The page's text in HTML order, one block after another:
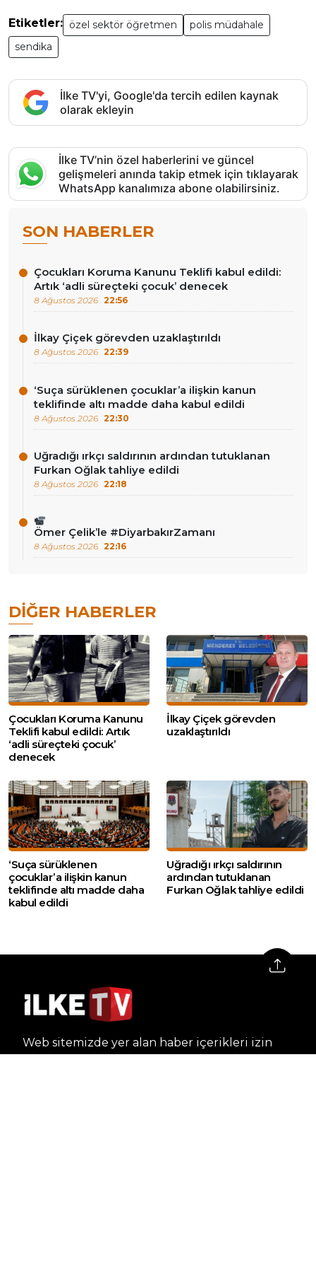
Etiketler: özel sektör öğretmen
polis müdahale
sendika
İlke TV'yi, Google'da tercih edilen kaynak
olarak ekleyin
İlke TV’nin özel haberlerini ve güncel
gelişmeleri anında takip etmek için tıklayarak
WhatsApp kanalımıza abone olabilirsiniz.
SON HABERLER
Çocukları Koruma Kanunu Teklifi kabul edildi:
Artık ‘adli süreçteki çocuk’ denecek
8 Ağustos 2026 22:56
İlkay Çiçek görevden uzaklaştırıldı
8 Ağustos 2026 22:39
‘Suça sürüklenen çocuklar’a ilişkin kanun
teklifinde altı madde daha kabul edildi
8 Ağustos 2026 22:30
Uğradığı ırkçı saldırının ardından tutuklanan
Furkan Oğlak tahliye edildi
8 Ağustos 2026 22:18
Ömer Çelik’le #DiyarbakırZamanı
8 Ağustos 2026 22:16
DIĞER HABERLER
Çocukları Koruma Kanunu
Teklifi kabul edildi: Artık
‘adli süreçteki çocuk’
denecek
İlkay Çiçek görevden
uzaklaştırıldı
‘Suça sürüklenen
çocuklar’a ilişkin kanun
teklifinde altı madde daha
kabul edildi
Uğradığı ırkçı saldırının
ardından tutuklanan
Furkan Oğlak tahliye edildi
Web sitemizde yer alan haber içerikleri izin